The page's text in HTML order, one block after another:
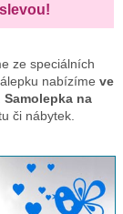
ze speciálních
nabízíme ve
Samolepka na
či nábytek.